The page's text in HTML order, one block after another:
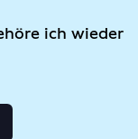
ich wieder